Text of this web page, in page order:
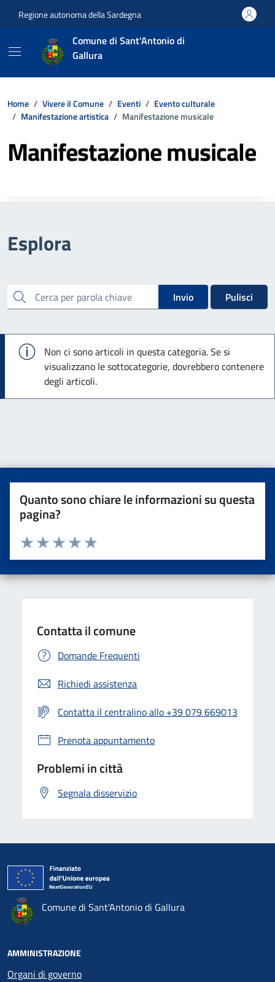
Regione autonoma della Sardegna
Comune di Sant'Antonio di
Gallura
Home Vivere il Comune Eventi
Evento culturale
Manifestazione artistica
Manifestazione musicale
Manifestazione musicale
Esplora
cerca Invio Pulisci
Info
Non ci sono articoli in questa categoria. Se si
visualizzano le sottocategorie, dovrebbero contenere
degli articoli.
Quanto sono chiare le informazioni su questa
pagina?
Valuta da 1 a 5 stelle la pagina
Valuta 5 stelle su 5
Valuta 4 stelle su 5
Valuta 3 stelle su 5
Valuta 2 stelle su 5
Valuta una stella su 5
Contatta il comune
Domande Frequenti
Richiedi assistenza
Contatta il centralino allo +39 079 669013
Prenota appuntamento
Problemi in città
Segnala disservizio
Comune di Sant'Antonio di Gallura
AMMINISTRAZIONE
Organi di governo